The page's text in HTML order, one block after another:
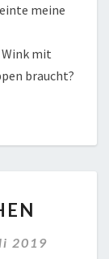
meine
mit
braucht?
2019